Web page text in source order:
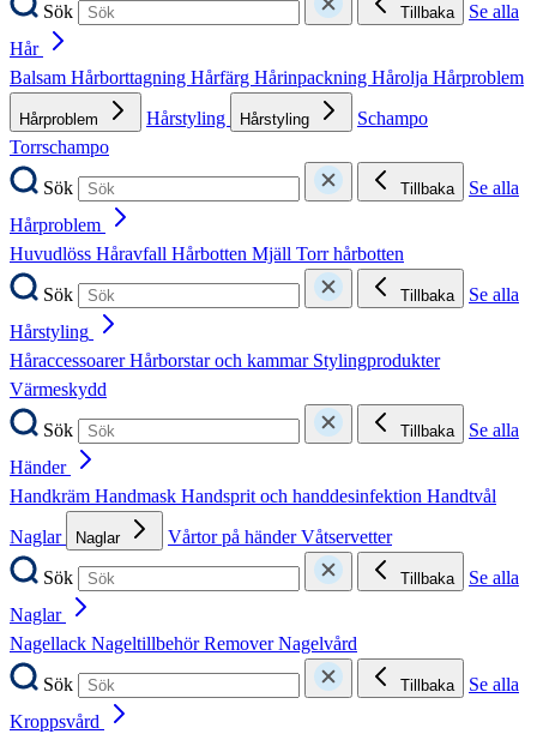
Sök
Tillbaka
Se alla
Hår
Balsam Hårborttagning Hårfärg Hårinpackning Hårolja Hårproblem
Hårproblem Hårstyling Hårstyling
Schampo
Torrschampo
Sök
Tillbaka
Se alla
Hårproblem
Huvudlöss Håravfall Hårbotten Mjäll Torr hårbotten
Sök
Tillbaka
Se alla
Hårstyling
HåraccessoarerHårborstar och kammar Stylingprodukter
Värmeskydd
Sök
Tillbaka
Se alla
Händer
Handkräm Handmask Handsprit och handdesinfektion Handtvål
Naglar
Naglar Vårtor på händerVåtservetter
Sök
Tillbaka
Se alla
Naglar
Nagellack NageltillbehörRemoverNagelvård
Sök
Tillbaka
Se alla
Kroppsvård